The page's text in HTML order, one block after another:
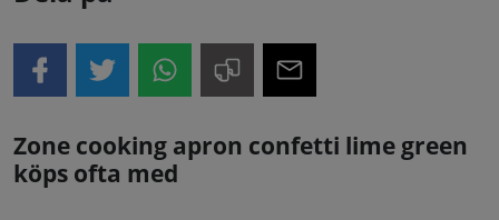
Zone cooking apron confetti lime green
köps ofta med